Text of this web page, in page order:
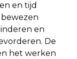
en tijd
en
De
het werken